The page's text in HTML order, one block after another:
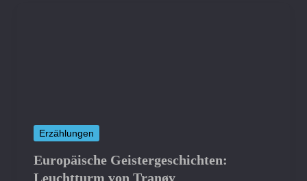
Erzählungen
Europäische Geistergeschichten:
Leuchtturm von Tranøy